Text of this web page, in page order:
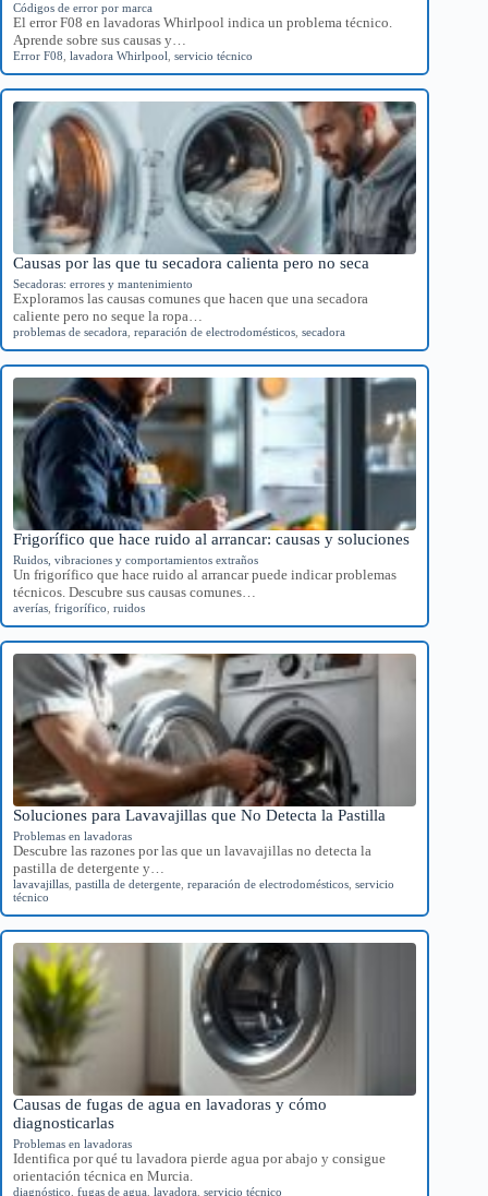
Códigos de error por marca
El error F08 en lavadoras Whirlpool indica un problema técnico.
Aprende sobre sus causas y…
Error F08 lavadora Whirlpool servicio técnico
Causas por las que tu secadora calienta pero no seca
Secadoras: errores y mantenimiento
Exploramos las causas comunes que hacen que una secadora
caliente pero no seque la ropa…
problemas de secadora reparación de electrodomésticos secadora
Frigorífico que hace ruido al arrancar: causas y soluciones
Ruidos, vibraciones y comportamientos extraños
Un frigorífico que hace ruido al arrancar puede indicar problemas
técnicos. Descubre sus causas comunes…
averías frigorífico ruidos
Soluciones para Lavavajillas que No Detecta la Pastilla
Problemas en lavadoras
Descubre las razones por las que un lavavajillas no detecta la
pastilla de detergente y…
lavavajillas pastilla de detergente reparación de electrodomésticos servicio
técnico
Causas de fugas de agua en lavadoras y cómo
diagnosticarlas
Problemas en lavadoras
Identifica por qué tu lavadora pierde agua por abajo y consigue
orientación técnica en Murcia.
diagnóstico fugas de agua lavadora servicio técnico